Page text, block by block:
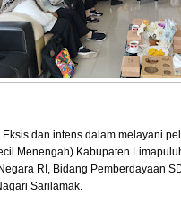
Eksis dan intens dalam melayani
Menengah) Kabupaten
RI, Bidang Pemberdayaan
Sarilamak.